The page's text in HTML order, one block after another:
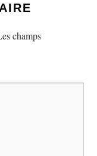
champs